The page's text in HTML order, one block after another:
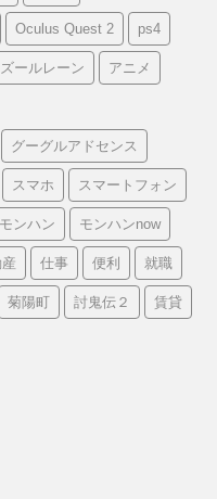
Oculus Quest 2 ps4
ールレーン アニメ
グーグルアドセンス
スマホ スマートフォン
モンハン モンハンnow
仕事 便利 就職
菊陽町 討鬼伝２ 賃貸